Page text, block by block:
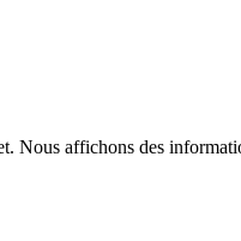
Nous affichons des